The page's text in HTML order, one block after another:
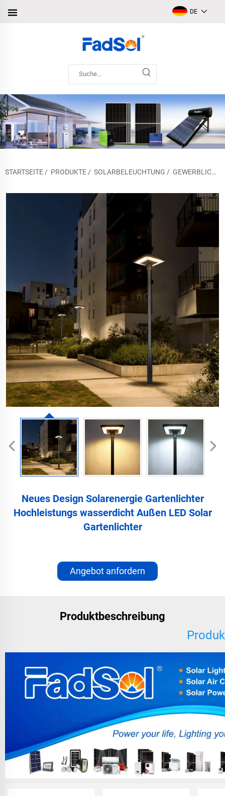
DE
STARTSEITE / PRODUKTE / SOLARBELEUCHTUNG / GEWERBLICHES SOLARLICHT
Neues Design Solarenergie Gartenlichter
Hochleistungs wasserdicht Außen LED Solar
Gartenlichter
Angebot anfordern
Produktbeschreibung